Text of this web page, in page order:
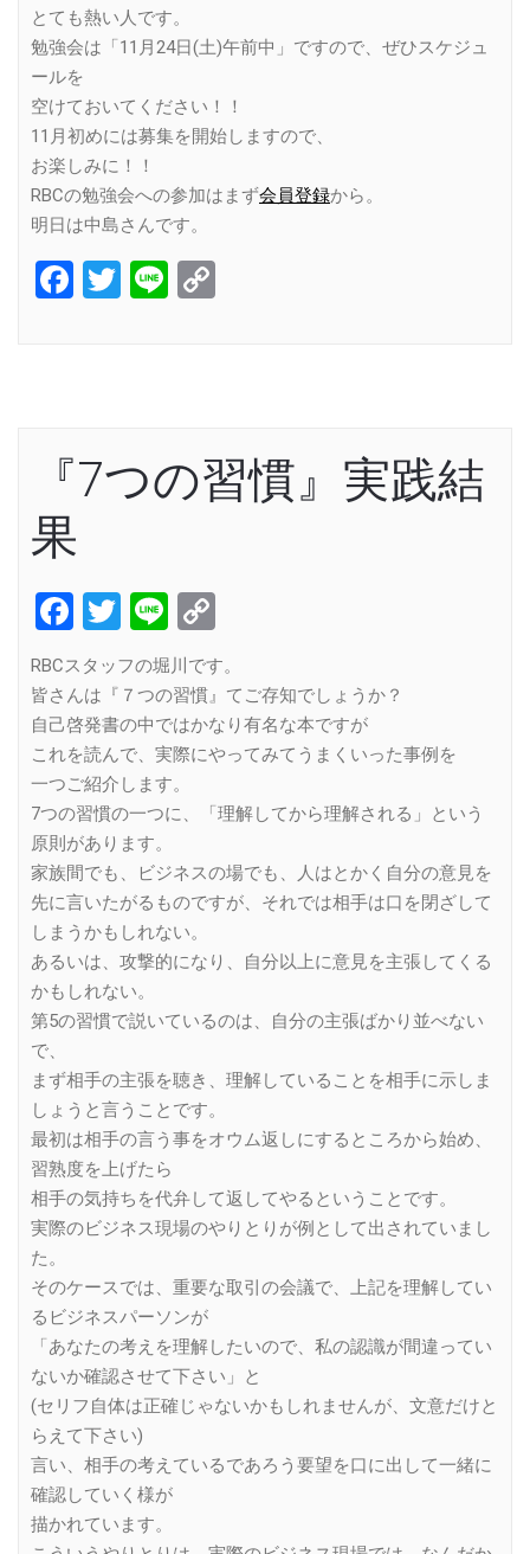
とても熱い人です。
勉強会は「11月24日(土)午前中」ですので、ぜひスケジュ
ールを
空けておいてください！！
11月初めには募集を開始しますので、
お楽しみに！！
RBCの勉強会への参加はまず会員登録から。
明日は中島さんです。
Facebook
Twitter
Line
『7つの習慣』実践結
果
Facebook
Twitter
Line
Link
RBCスタッフの堀川です。
皆さんは『７つの習慣』てご存知でしょうか？
自己啓発書の中ではかなり有名な本ですが
これを読んで、実際にやってみてうまくいった事例を
一つご紹介します。
7つの習慣の一つに、「理解してから理解される」という
原則があります。
家族間でも、ビジネスの場でも、人はとかく自分の意見を
先に言いたがるものですが、それでは相手は口を閉ざして
しまうかもしれない。
あるいは、攻撃的になり、自分以上に意見を主張してくる
かもしれない。
第5の習慣で説いているのは、自分の主張ばかり並べない
で、
まず相手の主張を聴き、理解していることを相手に示しま
しょうと言うことです。
最初は相手の言う事をオウム返しにするところから始め、
習熟度を上げたら
相手の気持ちを代弁して返してやるということです。
実際のビジネス現場のやりとりが例として出されていまし
た。
そのケースでは、重要な取引の会議で、上記を理解してい
るビジネスパーソンが
「あなたの考えを理解したいので、私の認識が間違ってい
ないか確認させて下さい」と
(セリフ自体は正確じゃないかもしれませんが、文意だけと
らえて下さい)
言い、相手の考えているであろう要望を口に出して一緒に
確認していく様が
描かれています。